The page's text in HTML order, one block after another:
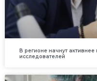
В регионе начнут
исследователей